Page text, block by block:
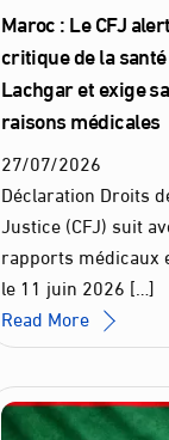
Maroc : Le CFJ
critique de la
Lachgar et exige
raisons médicales
27/07/2026
Déclaration Droits
Justice (CFJ) suit
rapports
le 11 juin 2026 […]
Read More